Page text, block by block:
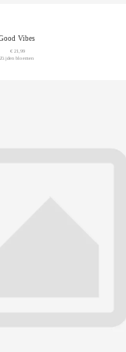
Vibes
€ 21,99
Zijden bloemen